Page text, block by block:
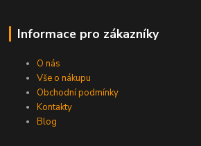
Informace pro zákazníky
O nás
Vše o nákupu
Obchodní podmínky
Kontakty
Blog